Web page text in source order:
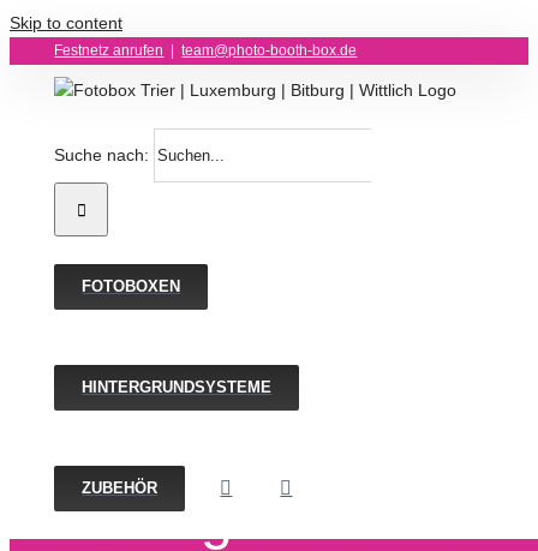
Skip to content
Festnetz anrufen team@photo-booth-box.de
Suche nach:
FOTOBOXEN
HINTERGRUNDSYSTEME
ZUBEHÖR
Hintergrundstoff für